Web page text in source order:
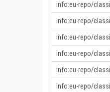
info:eu-repo/
info:eu-repo/
info:eu-repo/
info:eu-repo/
info:eu-repo/
info:eu-repo/